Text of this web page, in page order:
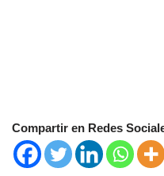
Compartir en Redes